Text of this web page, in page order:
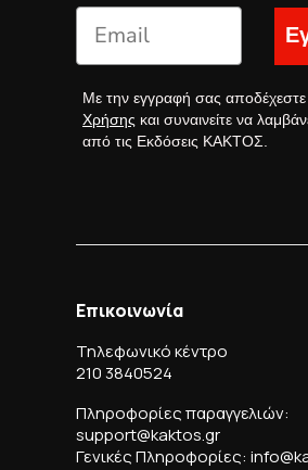
Με την εγγραφή σας
Χρήσης και συναινείτε να
από τις Εκδόσεις ΚΑΚΤΟΣ.
Επικοινωνία
Τηλεφωνικό κέντρο
210 3840524
Πληροφορίες παραγγελιών:
support@kaktos.gr
Γενικές Πληροφορίες: